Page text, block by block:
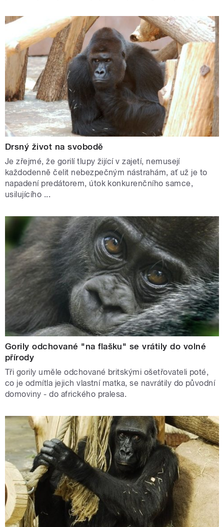
Drsný život na svobodě
Je zřejmé, že gorilí tlupy žijící v zajetí, nemusejí
každodenně čelit nebezpečným nástrahám, ať už je to
napadení predátorem, útok konkurenčního samce,
usilujícího ...
Gorily odchované "na flašku" se vrátily do volné
přírody
Tři gorily uměle odchované britskými ošetřovateli poté,
co je odmítla jejich vlastní matka, se navrátily do původní
domoviny - do afrického pralesa.